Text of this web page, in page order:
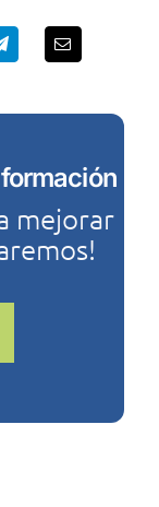
mejorar